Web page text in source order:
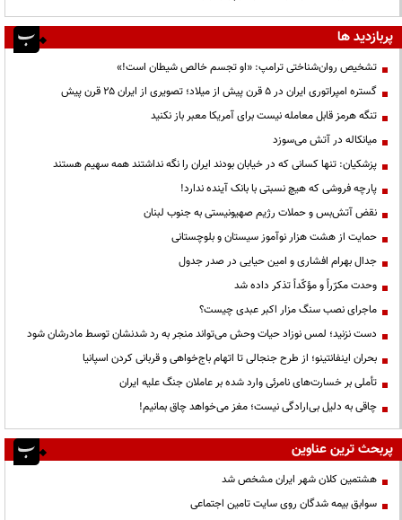
پربازدید ها
تشخیص روان‌شناختی ترامپ: «او تجسم خالص شیطان است!»
گستره امپراتوری ایران در ۵ قرن پیش از میلاد؛ تصویری از ایران ۲۵ قرن پیش
تنگه هرمز قابل معامله نیست برای آمریکا معبر باز نکنید
میانکاله در آتش می‌سوزد
پزشکیان: تنها کسانی که در خیابان بودند ایران را نگه نداشتند همه سهیم هستند
پارچه فروشی که هیچ نسبتی با بانک آینده ندارد!
نقض آتش‌بس و حملات رژیم صهیونیستی به جنوب لبنان
حمایت از هشت هزار نوآموز سیستان و بلوچستانی
جدال بهرام افشاری و امین حیایی در صدر جدول
وحدت مکرّراً و مؤکّداً تذکر داده شد
ماجرای نصب سنگ مزار اکبر عبدی چیست؟
دست نزنید؛ لمس نوزاد حیات وحش می‌تواند منجر به رد شدنشان توسط مادرشان شود
بحران اینفانتینو؛ از طرح جنجالی تا اتهام باج‌خواهی و قربانی کردن اسپانیا
تأملی بر خسارت‌های نامرئی وارد شده بر عاملان جنگ علیه ایران
چاقی به دلیل بی‌ارادگی نیست؛ مغز می‌خواهد چاق بمانیم!
پربحث ترین عناوین
هشتمین کلان شهر ایران مشخص شد
سوابق بیمه شدگان روی سایت تامین اجتماعی